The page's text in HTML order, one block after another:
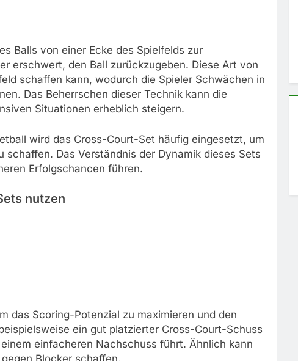
Balls von einer Ecke des Spielfelds zur
erschwert, den Ball zurückzugeben. Diese Art von
schaffen kann, wodurch die Spieler Schwächen in
Das Beherrschen dieser Technik kann die
Situationen erheblich steigern.
wird das Cross-Court-Set häufig eingesetzt, um
Das Verständnis der Dynamik dieses Sets
Erfolgschancen führen.
nutzen
das Scoring-Potenzial zu maximieren und den
ein gut platzierter Cross-Court-Schuss
einfacheren Nachschuss führt. Ähnlich kann
Blocker schaffen.